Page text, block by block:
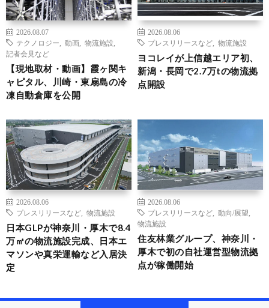
2026.08.07
テクノロジー
動画 物流施設
記者会見など
【現地取材・動画】霞ヶ関キ
ャピタル、川崎・東扇島の冷
凍自動倉庫を公開
2026.08.06
プレスリリースなど
物流施設
ヨコレイが上信越エリア初、
新潟・長岡で2.7万tの物流拠
点開設
2026.08.06
プレスリリースなど
物流施設
日本GLPが神奈川・厚木で8.4
万㎡の物流施設完成、日本エ
マソンや真栄運輸など入居決
定
2026.08.06
プレスリリースなど
動向/展望
物流施設
住友林業グループ、神奈川・
厚木で初の自社運営型物流拠
点が稼働開始